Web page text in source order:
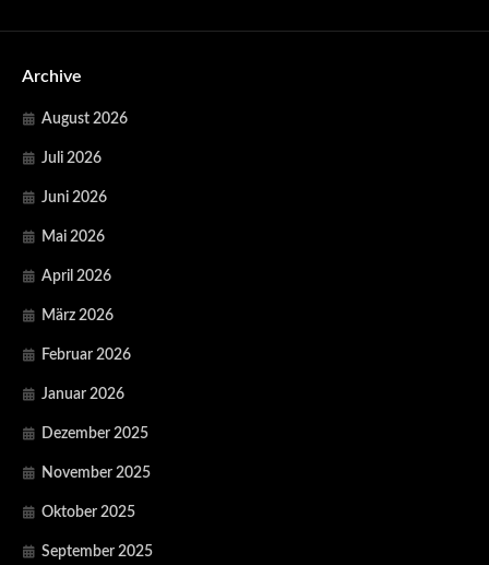
Archive
August 2026
Juli 2026
Juni 2026
Mai 2026
April 2026
März 2026
Februar 2026
Januar 2026
Dezember 2025
November 2025
Oktober 2025
September 2025